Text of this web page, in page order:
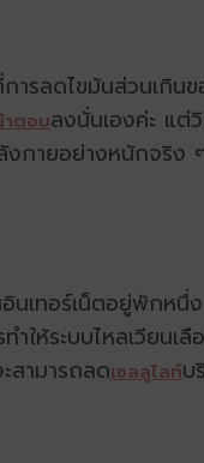
รลดไขมันส่วนเกิน
าตอบลงนั่นเองค่ะ แต่
กายอย่างหนักจริง
นเทอร์เน็ตอยู่พักห
ให้ระบบไหลเวียนเ
สามารถลดเซลลูไลท์บ